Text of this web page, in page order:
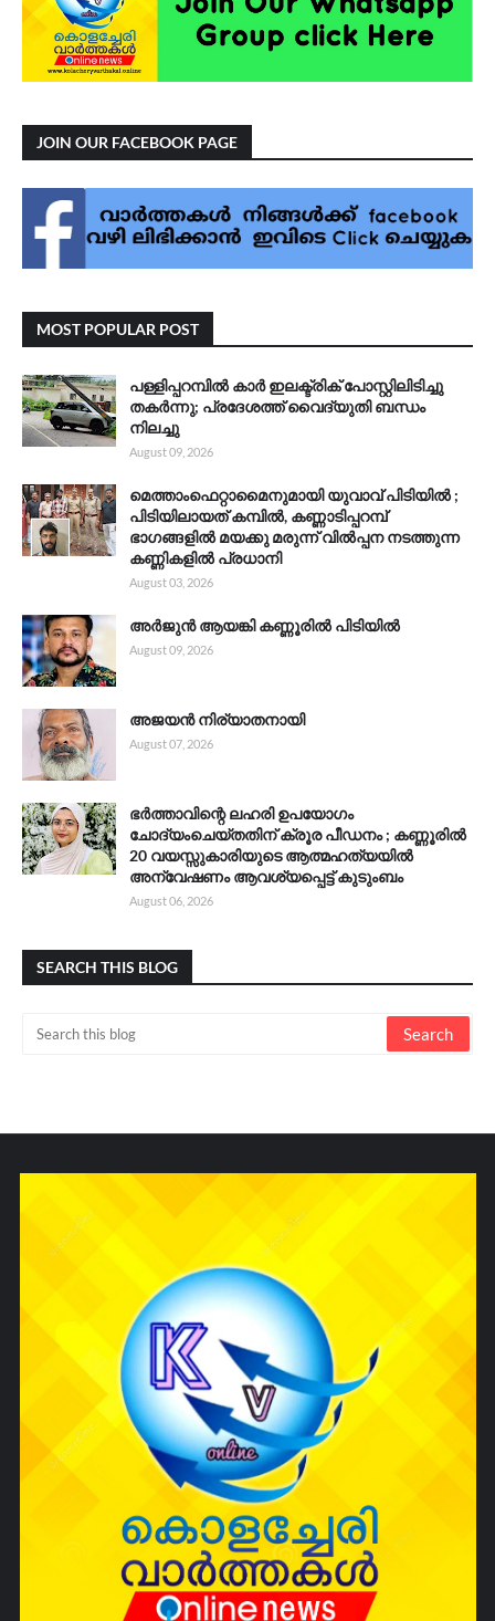
JOIN OUR FACEBOOK PAGE
MOST POPULAR POST
പള്ളിപ്പറമ്പിൽ കാർ ഇലക്ട്രിക് പോസ്റ്റിലിടിച്ചു
തകർന്നു; പ്രദേശത്ത് വൈദ്യുതി ബന്ധം
നിലച്ചു
August 09, 2026
മെത്താംഫെറ്റാമൈനുമായി യുവാവ് പിടിയിൽ ;
പിടിയിലായത് കമ്പിൽ, കണ്ണാടിപ്പറമ്പ്
ഭാഗങ്ങളിൽ മയക്കു മരുന്ന് വിൽപ്പന നടത്തുന്ന
കണ്ണികളിൽ പ്രധാനി
August 03, 2026
അർജുൻ ആയങ്കി കണ്ണൂരിൽ പിടിയിൽ
August 09, 2026
അജയൻ നിര്യാതനായി
August 07, 2026
ഭർത്താവിന്റെ ലഹരി ഉപയോഗം
ചോദ്യംചെയ്തതിന് ക്രൂര പീഡനം ; കണ്ണൂരിൽ
20 വയസ്സുകാരിയുടെ ആത്മഹത്യയിൽ
അന്വേഷണം ആവശ്യപ്പെട്ട് കുടുംബം
August 06, 2026
SEARCH THIS BLOG